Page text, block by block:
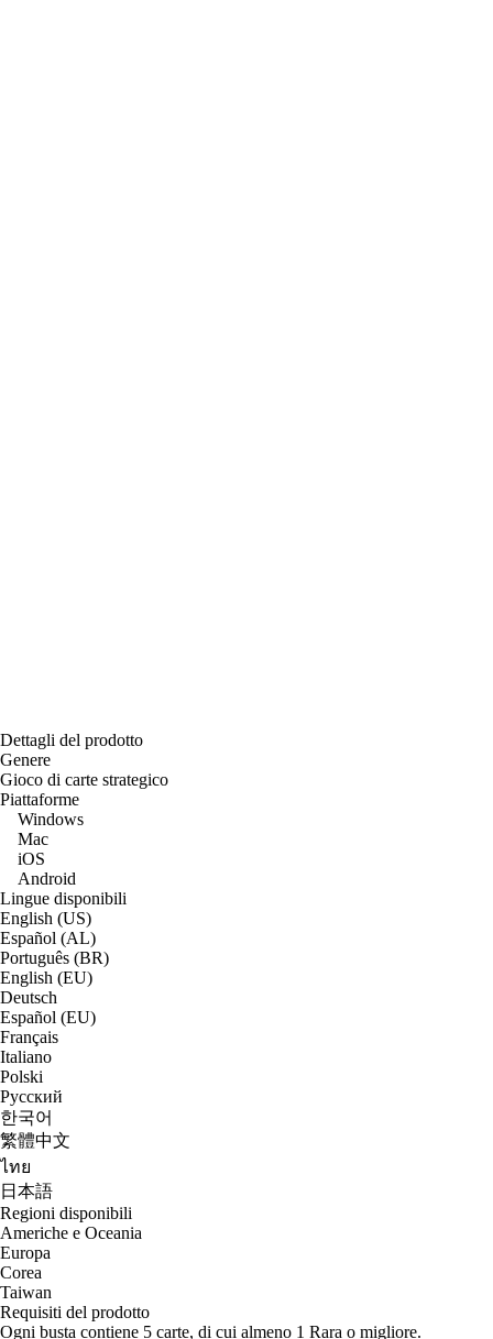
Dettagli del prodotto
Genere
Gioco di carte strategico
Piattaforme
Windows
Mac
iOS
Android
Lingue disponibili
English (US)
Español (AL)
Português (BR)
English (EU)
Deutsch
Español (EU)
Français
Italiano
Polski
Русский
한국어
繁體中文
ไทย
日本語
Regioni disponibili
Americhe e Oceania
Europa
Corea
Taiwan
Requisiti del prodotto
Ogni busta contiene 5 carte, di cui almeno 1 Rara o migliore.